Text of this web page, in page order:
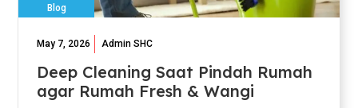
Blog
May 7, 2026 Admin SHC
Deep Cleaning Saat Pindah Rumah
agar Rumah Fresh & Wangi